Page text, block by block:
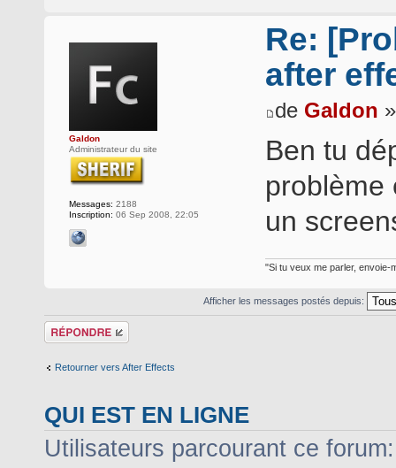
Galdon
Administrateur du site
Messages: 2188
Inscription: 06 Sep 2008, 22:05
Re:
after
de Galdon
Ben tu
problème
un
"Si tu veux me parler, envoie-
Afficher les messages postés depuis:
Répondre
Retourner vers After Effects
QUI EST EN LIGNE
Utilisateurs parcourant ce